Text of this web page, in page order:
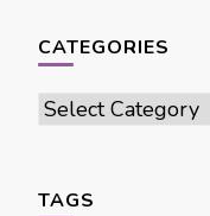
CATEGORIES
Categories
TAGS